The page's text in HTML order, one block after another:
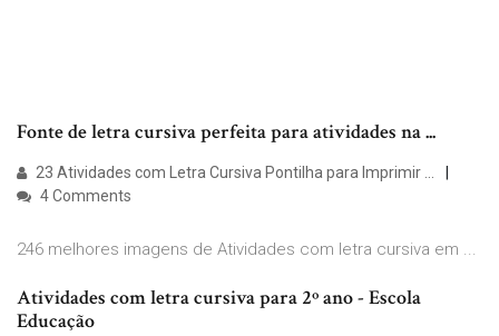
Fonte de letra cursiva perfeita para atividades na ...
23 Atividades com Letra Cursiva Pontilha para Imprimir ...
4 Comments
246 melhores imagens de Atividades com letra cursiva em ...
Atividades com letra cursiva para 2º ano - Escola
Educação